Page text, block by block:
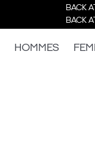
BACK
BACK
HOMMES